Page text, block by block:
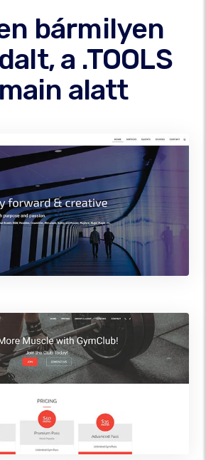
bármilyen
a .TOOLS
alatt